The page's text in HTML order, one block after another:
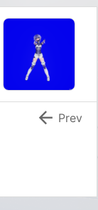
 Prev